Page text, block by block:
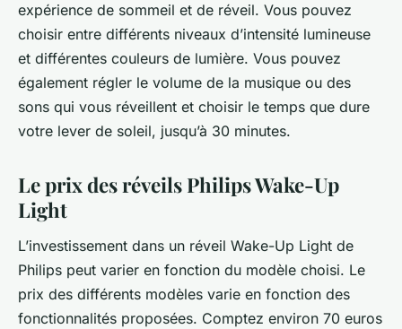
expérience de sommeil et de réveil. Vous pouvez
choisir entre différents niveaux d’intensité lumineuse
et différentes couleurs de lumière. Vous pouvez
également régler le volume de la musique ou des
sons qui vous réveillent et choisir le temps que dure
votre lever de soleil, jusqu’à 30 minutes.
Le prix des réveils Philips Wake-Up
Light
L’investissement dans un réveil Wake-Up Light de
Philips peut varier en fonction du modèle choisi. Le
prix des différents modèles varie en fonction des
fonctionnalités proposées. Comptez environ 70 euros